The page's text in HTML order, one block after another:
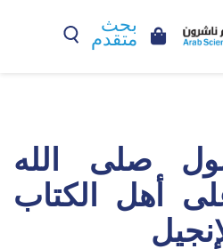
بحث
متقدم
صلى الله
أهل الكتاب